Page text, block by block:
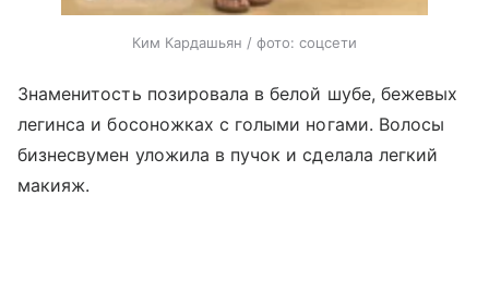
Ким Кардашьян / фото: соцсети
Знаменитость позировала в белой шубе, бежевых
легинса и босоножках с голыми ногами. Волосы
бизнесвумен уложила в пучок и сделала легкий
макияж.